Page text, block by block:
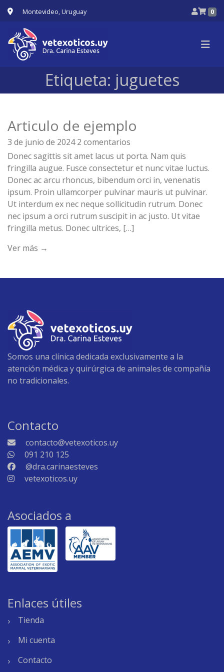
Montevideo, Uruguay 0
Etiqueta: juguetes
Articulo de ejemplo
3 de junio de 2024 2 comentarios
Donec sagittis sit amet lacus ut porta. Nam quis
fringilla augue. Fusce consectetur et nunc vitae luctus.
Donec ac arcu rhoncus, bibendum orci in, venenatis
ipsum. Proin ullamcorper pulvinar mauris ut pulvinar.
Ut interdum ex nec neque sollicitudin rutrum. Donec
nec ipsum a orci rutrum suscipit in ac justo. Ut vitae
fringilla metus. Donec ultrices, […]
Ver más →
Somos una clínica dedicada exclusivamente a la
atención médica y quirúrgica de animales de compañía
no tradicionales.
Contacto
contacto@vetexoticos.uy
091 210 125
@dra.carinaesteves
vetexoticos.uy
Asociados a
Enlaces útiles
Tienda
Mi cuenta
Contacto